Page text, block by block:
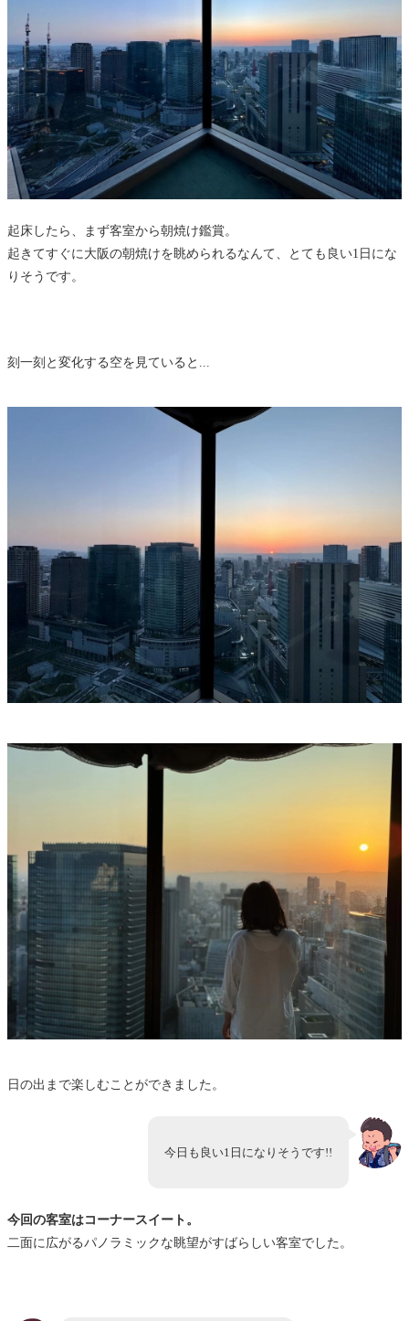
起床したら、まず客室から朝焼け鑑賞。
起きてすぐに大阪の朝焼けを眺められるなんて、とても良い1日にな
りそうです。
刻一刻と変化する空を見ていると...
日の出まで楽しむことができました。
今日も良い1日になりそうです!!
今回の客室はコーナースイート。
二面に広がるパノラミックな眺望がすばらしい客室でした。